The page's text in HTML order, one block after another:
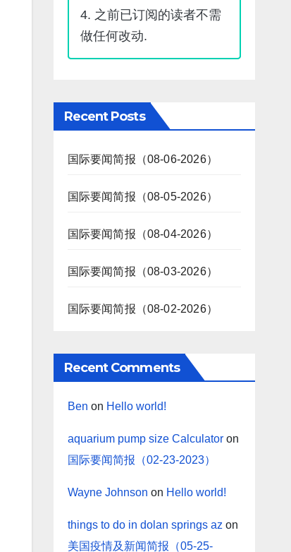
4. 之前已订阅的读者不需
做任何改动.
Recent Posts
国际要闻简报（08-06-2026）
国际要闻简报（08-05-2026）
国际要闻简报（08-04-2026）
国际要闻简报（08-03-2026）
国际要闻简报（08-02-2026）
Recent Comments
Ben on Hello world!
aquarium pump size Calculatoron
国际要闻简报（02-23-2023）
Wayne Johnson on Hello world!
things to do in dolan springs az on
美国疫情及新闻简报（05-25-